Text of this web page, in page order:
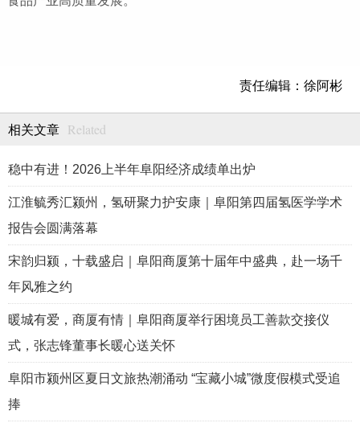
责任编辑：徐阿彬
相关文章 Related
稳中有进！2026上半年阜阳经济成绩单出炉
江淮毓秀汇颍州，氢研聚力护安康｜阜阳第四届氢医学学术
报告会圆满落幕
宋韵归颍，十载盛启｜阜阳商厦第十届年中盛典，赴一场千
年风雅之约
暖城有爱，商厦有情｜阜阳商厦举行困境员工善款交接仪
式，张志锋董事长暖心送关怀
阜阳市颍州区夏日文旅热潮涌动 “宝藏小城”微度假模式受追
捧